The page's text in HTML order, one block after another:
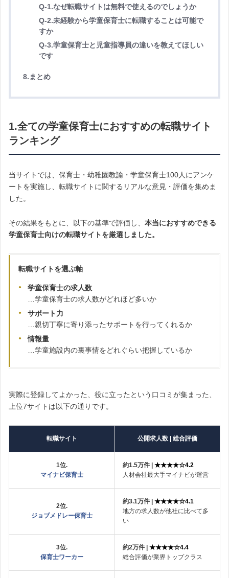
Q-1.なぜ転職サイトは無料で使えるのでしょうか
Q-2.未経験から学童保育士に転職することは可能で
すか
Q-3.学童保育士と児童指導員の違いを教えてほしい
です
8.まとめ
1.全ての学童保育士におすすめの転職サイト
ランキング
当サイトでは、保育士・幼稚園教諭・学童保育士100人にアンケ
ートを実施し、転職サイトに関するリアルな意見・評価を集めま
した。
その結果をもとに、以下の基準で評価し、 本当におすすめできる
学童保育士向けの転職サイトを厳選しました。
転職サイトを選ぶ軸
学童保育士の求人数
…学童保育士の求人数がどれほど多いか
サポート力
…親切丁寧に寄り添ったサポートを行ってくれるか
情報量
…学童施設内の裏事情をどれぐらい把握しているか
実際に登録してよかった、役に立ったという口コミが集まった、
上位7サイトは以下の通りです。
転職サイト 公開求人数 | 総合評価
1位.
マイナビ保育士
約1.5万件 | ★★★★☆4.2
人材会社最大手マイナビが運営
2位.
ジョブメドレー保育士
約3.1万件 | ★★★★☆4.1
地方の求人数が他社に比べて多
い
3位.
保育士ワーカー
約2万件 | ★★★★☆4.4
総合評価が業界トップクラス